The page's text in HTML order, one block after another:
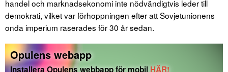
handel och marknadsekonomi inte nödvändigtvis leder till
demokrati, vilket var förhoppningen efter att Sovjetunionens
onda imperium raserades för 30 år sedan.
Opulens webapp
Installera Opulens webbapp för mobil HÄR!